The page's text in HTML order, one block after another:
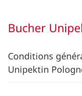
Bucher
Conditions
Unipektin